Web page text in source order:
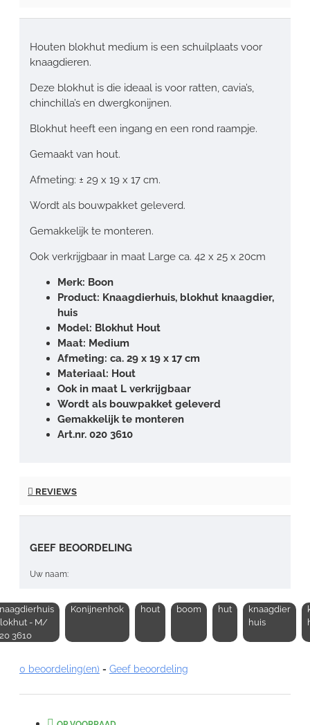
Houten blokhut medium is een schuilplaats voor
knaagdieren.
Deze blokhut is die ideaal is voor ratten, cavia’s,
chinchilla’s en dwergkonijnen.
Blokhut heeft een ingang en een rond raampje.
Gemaakt van hout.
Afmeting: ± 29 x 19 x 17 cm.
Wordt als bouwpakket geleverd.
Gemakkelijk te monteren.
Ook verkrijgbaar in maat Large ca. 42 x 25 x 20cm
Merk: Boon
Product: Knaagdierhuis, blokhut knaagdier,
huis
Model: Blokhut Hout
Maat: Medium
Afmeting: ca. 29 x 19 x 17 cm
Materiaal: Hout
Ook in maat L verkrijgbaar
Wordt als bouwpakket geleverd
Gemakkelijk te monteren
Art.nr. 020 3610
REVIEWS
GEEF BEOORDELING
Uw naam:
- M/
3610
Konijnenhok hout boom hut
knaagdier
huis
0 beoordeling(en) - Geef beoordeling